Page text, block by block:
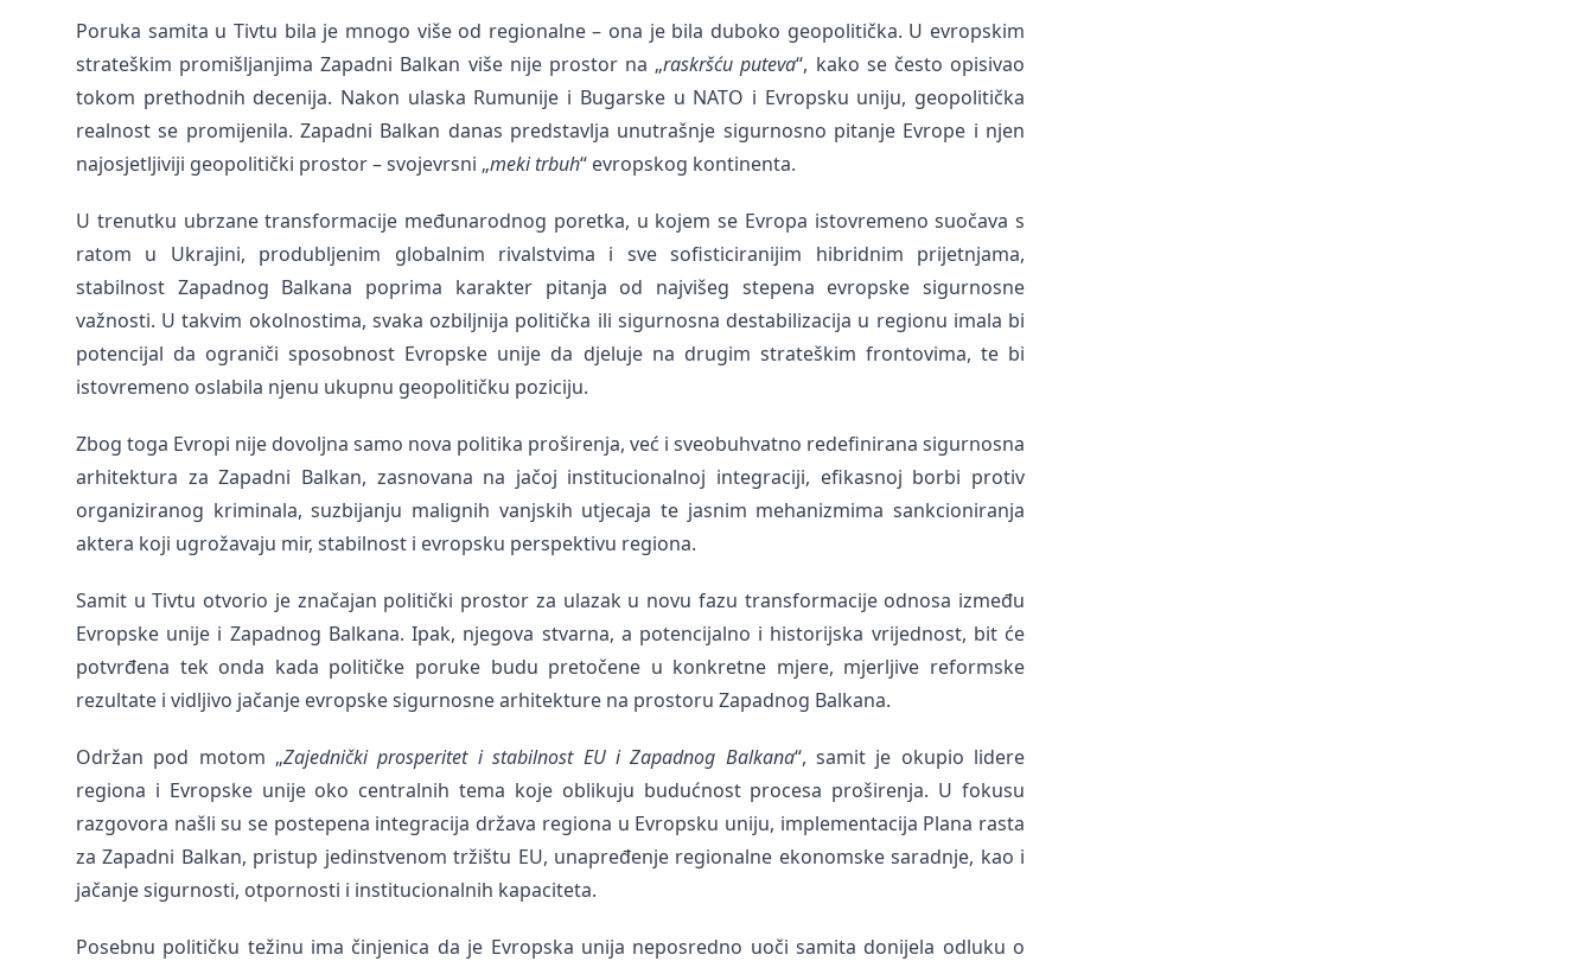
Poruka samita u Tivtu bila je mnogo više od regionalne – ona je bila duboko geopolitička. U evropskim
strateškim promišljanjima Zapadni Balkan više nije prostor na „raskršću puteva“, kako se često opisivao
tokom prethodnih decenija. Nakon ulaska Rumunije i Bugarske u NATO i Evropsku uniju, geopolitička
realnost se promijenila. Zapadni Balkan danas predstavlja unutrašnje sigurnosno pitanje Evrope i njen
najosjetljiviji geopolitički prostor – svojevrsni „meki trbuh“ evropskog kontinenta.
U trenutku ubrzane transformacije međunarodnog poretka, u kojem se Evropa istovremeno suočava s
ratom u Ukrajini, produbljenim globalnim rivalstvima i sve sofisticiranijim hibridnim prijetnjama,
stabilnost Zapadnog Balkana poprima karakter pitanja od najvišeg stepena evropske sigurnosne
važnosti. U takvim okolnostima, svaka ozbiljnija politička ili sigurnosna destabilizacija u regionu imala bi
potencijal da ograniči sposobnost Evropske unije da djeluje na drugim strateškim frontovima, te bi
istovremeno oslabila njenu ukupnu geopolitičku poziciju.
Zbog toga Evropi nije dovoljna samo nova politika proširenja, već i sveobuhvatno redefinirana sigurnosna
arhitektura za Zapadni Balkan, zasnovana na jačoj institucionalnoj integraciji, efikasnoj borbi protiv
organiziranog kriminala, suzbijanju malignih vanjskih utjecaja te jasnim mehanizmima sankcioniranja
aktera koji ugrožavaju mir, stabilnost i evropsku perspektivu regiona.
Samit u Tivtu otvorio je značajan politički prostor za ulazak u novu fazu transformacije odnosa između
Evropske unije i Zapadnog Balkana. Ipak, njegova stvarna, a potencijalno i historijska vrijednost, bit će
potvrđena tek onda kada političke poruke budu pretočene u konkretne mjere, mjerljive reformske
rezultate i vidljivo jačanje evropske sigurnosne arhitekture na prostoru Zapadnog Balkana.
Održan pod motom „Zajednički prosperitet i stabilnost EU i Zapadnog Balkana“, samit je okupio lidere
regiona i Evropske unije oko centralnih tema koje oblikuju budućnost procesa proširenja. U fokusu
razgovora našli su se postepena integracija država regiona u Evropsku uniju, implementacija Plana rasta
za Zapadni Balkan, pristup jedinstvenom tržištu EU, unapređenje regionalne ekonomske saradnje, kao i
jačanje sigurnosti, otpornosti i institucionalnih kapaciteta.
Posebnu političku težinu ima činjenica da je Evropska unija neposredno uoči samita donijela odluku o